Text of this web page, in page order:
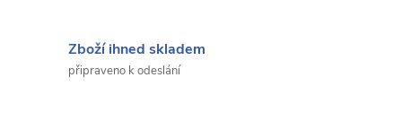
Zboží ihned skladem
připraveno k odeslání